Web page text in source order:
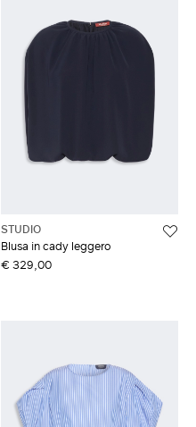
STUDIO
Blusa in cady leggero
€ 329,00